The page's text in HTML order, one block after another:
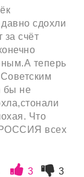
сдохли
счёт
теперь
бы не
Что
всех
3 3